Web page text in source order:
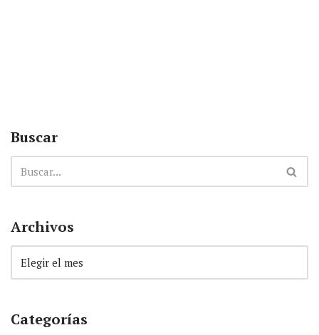
Buscar
Archivos
Categorías